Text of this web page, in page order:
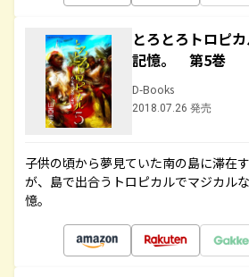
とろとろトロピ
記憶。 第5巻
D-Books
2018.07.26 発売
子供の頃から夢見ていた南の島に滞在
が、島で出合うトロピカルでマジカル
憶。